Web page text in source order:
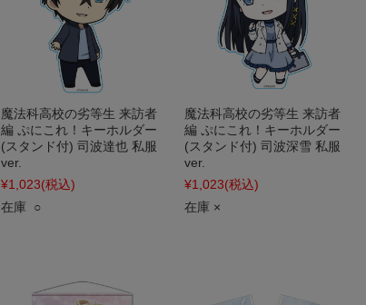
魔法科高校の劣等生 来訪者
編 ぷにこれ！キーホルダー
(スタンド付) 司波達也 私服
ver.
¥1,023(税込)
在庫 ○
魔法科高校の劣等生 来訪者
編 ぷにこれ！キーホルダー
(スタンド付) 司波深雪 私服
ver.
¥1,023(税込)
在庫 ×